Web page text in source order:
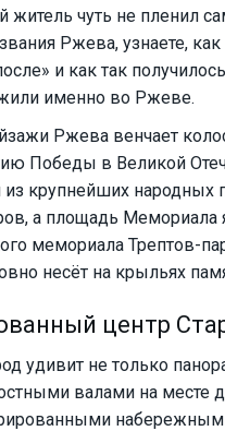
житель чуть не пленил
Ржева, узнаете,
и как так
именно во Ржеве.
Ржева венчает
Победы в Великой
из крупнейших
а площадь Мемориала
мемориала Трептов-
несёт на крыльях
центр
удивит не только
валами на месте